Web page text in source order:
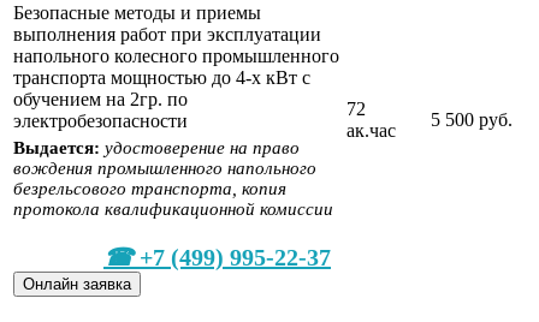
Безопасные методы и приемы
выполнения работ при эксплуатации
напольного колесного промышленного
транспорта мощностью до 4-х кВт с
обучением на 2гр. по
электробезопасности
Выдается: удостоверение на право
вождения промышленного напольного
безрельсового транспорта, копия
протокола квалификационной комиссии
72
ак.час
5 500 руб.
+7 (499) 995-22-37
Онлайн заявка